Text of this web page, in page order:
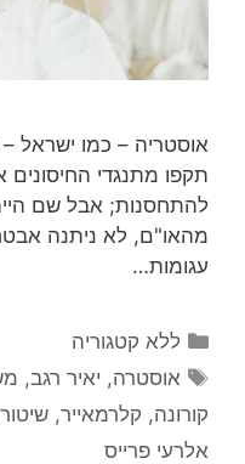
אוסטריה – כמו
תקפו מתנגדי
להתחסנות; אבל שם
מהאו"ם, לא ניתנה
עגומות…
קטגוריות
ללא קטגוריה
תגיות
אוסטרה, יאיר רגב,
קורונה, קלרמאייר, שיטור
אלרעי פרייס